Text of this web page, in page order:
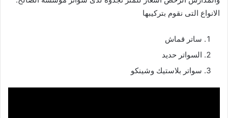
الانواع التى نقوم بتركيبها
ساتر قماش
السواتر حديد
سواتر بلاستيك وشينكو